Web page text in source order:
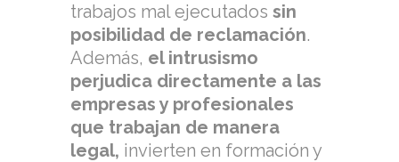
trabajos mal ejecutados sin
posibilidad de reclamación.
Además, el intrusismo
perjudica directamente a las
empresas y profesionales
que trabajan de manera
legal, invierten en formación y